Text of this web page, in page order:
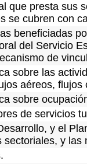
que presta sus
se cubren con
beneficiadas
del Servicio
de
sobre las
aéreos, flujos
sobre
de servicios
y el
y